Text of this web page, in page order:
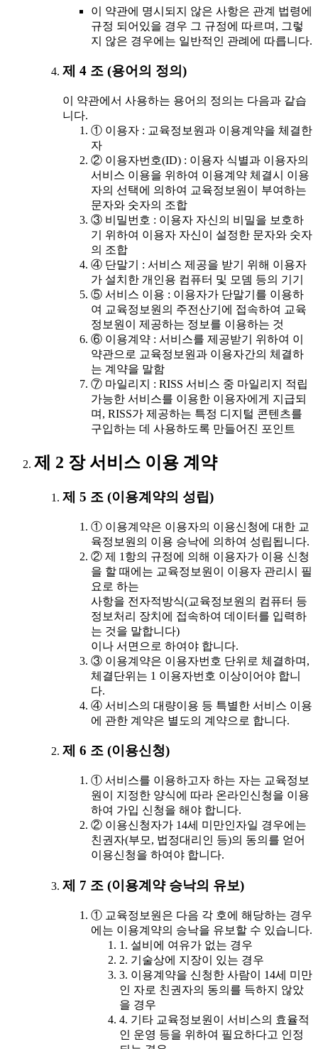
이 약관에 명시되지 않은 사항은 관계 법령에
규정 되어있을 경우 그 규정에 따르며, 그렇
지 않은 경우에는 일반적인 관례에 따릅니다.
제 4 조 (용어의 정의)
이 약관에서 사용하는 용어의 정의는 다음과 같습
니다.
① 이용자 : 교육정보원과 이용계약을 체결한
자
② 이용자번호(ID) : 이용자 식별과 이용자의
서비스 이용을 위하여 이용계약 체결시 이용
자의 선택에 의하여 교육정보원이 부여하는
문자와 숫자의 조합
③ 비밀번호 : 이용자 자신의 비밀을 보호하
기 위하여 이용자 자신이 설정한 문자와 숫자
의 조합
④ 단말기 : 서비스 제공을 받기 위해 이용자
가 설치한 개인용 컴퓨터 및 모뎀 등의 기기
⑤ 서비스 이용 : 이용자가 단말기를 이용하
여 교육정보원의 주전산기에 접속하여 교육
정보원이 제공하는 정보를 이용하는 것
⑥ 이용계약 : 서비스를 제공받기 위하여 이
약관으로 교육정보원과 이용자간의 체결하
는 계약을 말함
⑦ 마일리지 : RISS 서비스 중 마일리지 적립
가능한 서비스를 이용한 이용자에게 지급되
며, RISS가 제공하는 특정 디지털 콘텐츠를
구입하는 데 사용하도록 만들어진 포인트
제 2 장 서비스 이용 계약
제 5 조 (이용계약의 성립)
① 이용계약은 이용자의 이용신청에 대한 교
육정보원의 이용 승낙에 의하여 성립됩니다.
② 제 1항의 규정에 의해 이용자가 이용 신청
을 할 때에는 교육정보원이 이용자 관리시 필
요로 하는
사항을 전자적방식(교육정보원의 컴퓨터 등
정보처리 장치에 접속하여 데이터를 입력하
는 것을 말합니다)
이나 서면으로 하여야 합니다.
③ 이용계약은 이용자번호 단위로 체결하며,
체결단위는 1 이용자번호 이상이어야 합니
다.
④ 서비스의 대량이용 등 특별한 서비스 이용
에 관한 계약은 별도의 계약으로 합니다.
제 6 조 (이용신청)
① 서비스를 이용하고자 하는 자는 교육정보
원이 지정한 양식에 따라 온라인신청을 이용
하여 가입 신청을 해야 합니다.
② 이용신청자가 14세 미만인자일 경우에는
친권자(부모, 법정대리인 등)의 동의를 얻어
이용신청을 하여야 합니다.
제 7 조 (이용계약 승낙의 유보)
① 교육정보원은 다음 각 호에 해당하는 경우
에는 이용계약의 승낙을 유보할 수 있습니다.
1. 설비에 여유가 없는 경우
2. 기술상에 지장이 있는 경우
3. 이용계약을 신청한 사람이 14세 미만
인 자로 친권자의 동의를 득하지 않았
을 경우
4. 기타 교육정보원이 서비스의 효율적
인 운영 등을 위하여 필요하다고 인정